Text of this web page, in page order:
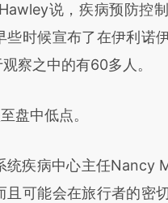
说，疾病预防控制
些时候宣布了在伊利诺
察之中的有60多人。
中低点。
疾病中心主任Nancy
可能会在旅行者的密